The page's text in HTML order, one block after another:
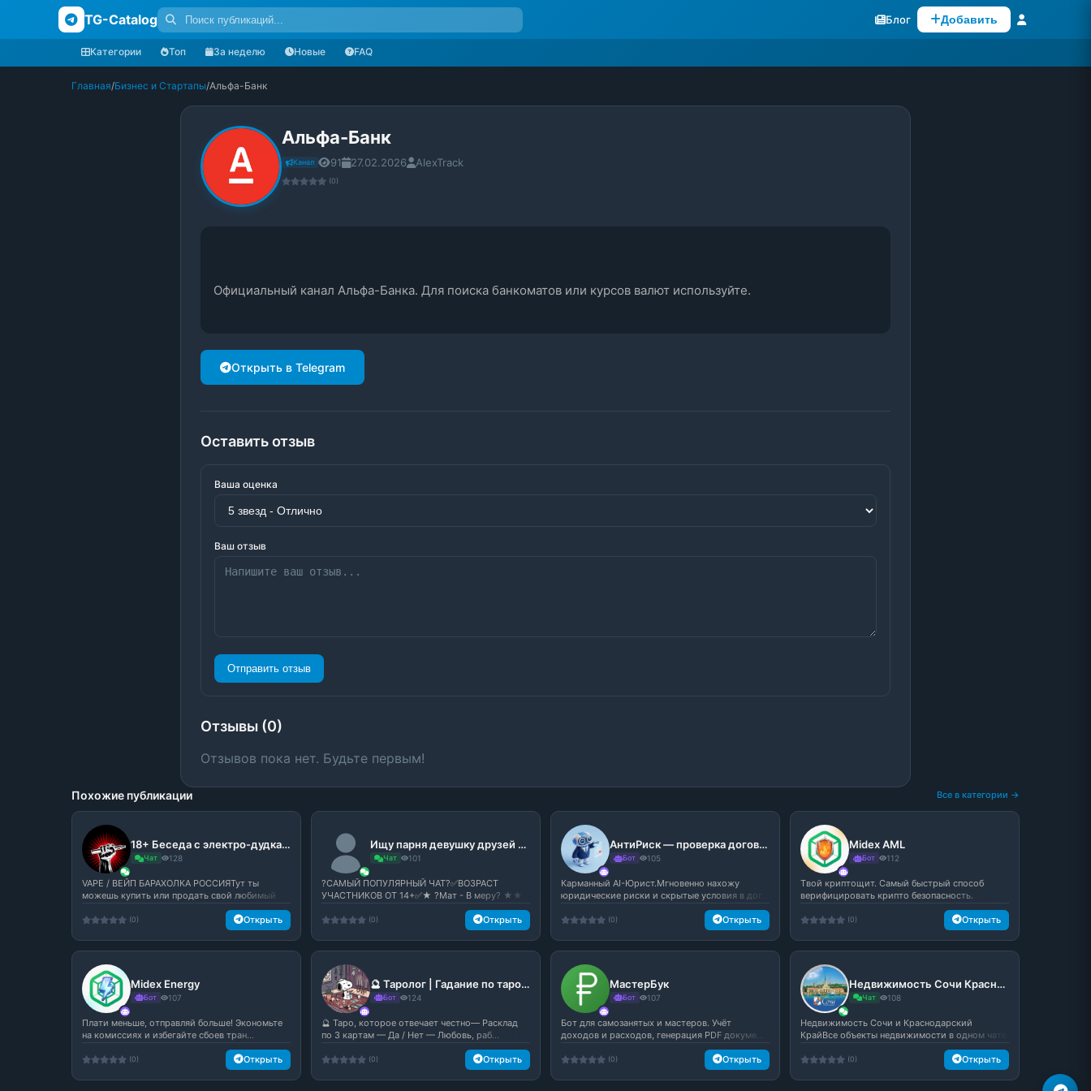
TG-Catalog Блог Добавить
Категории Топ За неделю Новые FAQ
Главная/Бизнес и Стартапы/Альфа-Банк
Альфа-Банк
Канал 91 27.02.2026 AlexTrack
(0)
Официальный канал Альфа-Банка. Для поиска банкоматов или курсов валют используйте.
Открыть в Telegram
Оставить отзыв
Ваша оценка
Ваш отзыв
Отправить отзыв
Отзывы (0)
Отзывов пока нет. Будьте первым!
Похожие публикации Все в категории →
18+ Беседа с электро-дудками с:
Чат 128
VAPE / ВЕЙП БАРАХОЛКА РОССИЯТут ты
можешь купить или продать свой любимый
(0) Открыть
Ищу парня девушку друзей подруг
Чат 101
?САМЫЙ ПОПУЛЯРНЫЙ ЧАТ?✅ВОЗРАСТ
УЧАСТНИКОВ ОТ 14+✅★ ?Мат - В меру? ★★
(0) Открыть
АнтиРиск — проверка договоров
Бот 105
Карманный AI-Юрист.Мгновенно нахожу
юридические риски и скрытые условия в дог...
(0) Открыть
Midex AML
Бот 112
Tвой криптощит. Самый быстрый способ
верифицировать крипто безопасность.
(0) Открыть
Midex Energy
Бот 107
Плати меньше, отправляй больше! Экономьте
на комиссиях и избегайте сбоев тран...
(0) Открыть
🔮 Таролог | Гадание по таро 🔮
Бот 124
🔮 Таро, которое отвечает честно— Расклад
по 3 картам — Да / Нет — Любовь, раб...
(0) Открыть
МастерБук
Бот 107
Бот для самозанятых и мастеров. Учёт
доходов и расходов, генерация PDF докуме...
(0) Открыть
Недвижимость Сочи Краснодар чат №1
Чат 108
Недвижимость Сочи и Краснодарский
КрайВсе объекты недвижимости в одном чате.
(0) Открыть